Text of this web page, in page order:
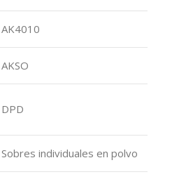
AK4010
AKSO
DPD
Sobres individuales en polvo